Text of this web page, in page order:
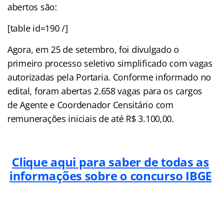
abertos são:
[table id=190 /]
Agora, em 25 de setembro, foi divulgado o
primeiro processo seletivo simplificado com vagas
autorizadas pela Portaria. Conforme informado no
edital, foram abertas 2.658 vagas para os cargos
de Agente e Coordenador Censitário com
remunerações iniciais de até R$ 3.100,00.
Clique aqui para saber de todas as
informações sobre o concurso IBGE